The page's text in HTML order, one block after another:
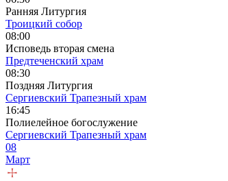
Ранняя Литургия
Троицкий собор
08:00
Исповедь вторая смена
Предтеченский храм
08:30
Поздняя Литургия
Сергиевский Трапезный храм
16:45
Полиелейное богослужение
Сергиевский Трапезный храм
08
Март